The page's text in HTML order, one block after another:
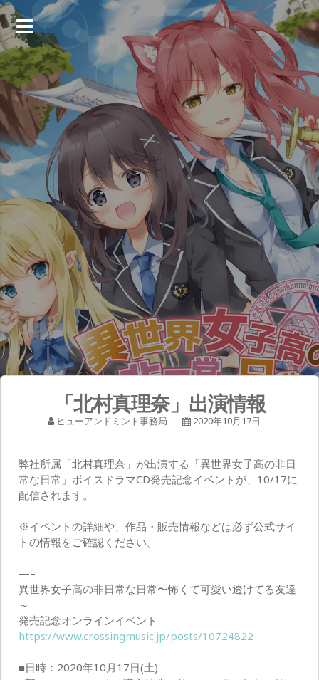
コ
ン
テ
ン
ツ
へ
ス
キ
ッ
プ
「北村真理奈」出演情報
ヒューアンドミント事務局 2020年10月17日
弊社所属「北村真理奈」が出演する「異世界女子高の非日
常な日常」ボイスドラマCD発売記念イベントが、10/17に
配信されます。
※イベントの詳細や、作品・販売情報などは必ず公式サイ
トの情報をご確認ください。
—–
異世界女子高の非日常な日常〜怖くて可愛い透けてる友達
～
発売記念オンラインイベント
https://www.crossingmusic.jp/posts/10724822
■日時：2020年10月17日(土)